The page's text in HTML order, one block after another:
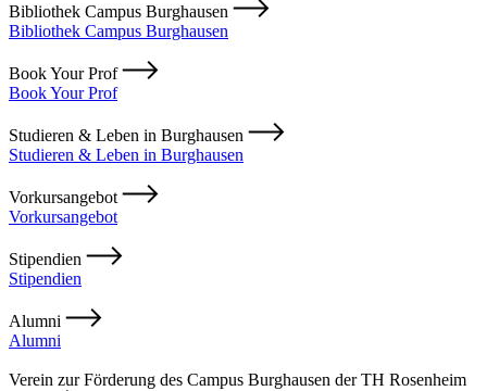
Bibliothek Campus Burghausen
Bibliothek Campus Burghausen
Book Your Prof
Book Your Prof
Studieren & Leben in Burghausen
Studieren & Leben in Burghausen
Vorkursangebot
Vorkursangebot
Stipendien
Stipendien
Alumni
Alumni
Verein zur Förderung des Campus Burghausen der TH Rosenheim